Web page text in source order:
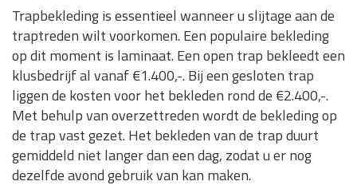
Trapbekleding is essentieel wanneer u slijtage aan de
traptreden wilt voorkomen. Een populaire bekleding
op dit moment is laminaat. Een open trap bekleedt een
klusbedrijf al vanaf €1.400,-. Bij een gesloten trap
liggen de kosten voor het bekleden rond de €2.400,-.
Met behulp van overzettreden wordt de bekleding op
de trap vast gezet. Het bekleden van de trap duurt
gemiddeld niet langer dan een dag, zodat u er nog
dezelfde avond gebruik van kan maken.